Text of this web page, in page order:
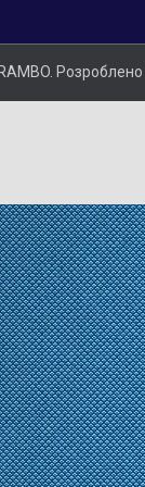
Розроблено